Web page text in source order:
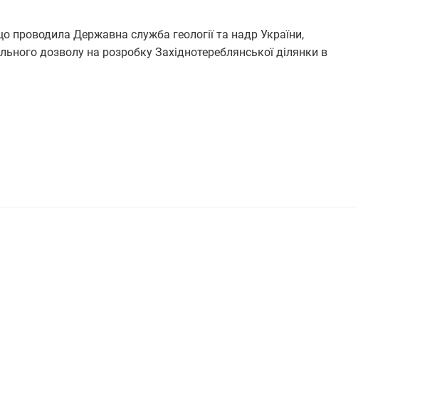
проводила Державна служба геології та надр України,
дозволу на розробку Західнотереблянської ділянки в